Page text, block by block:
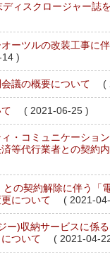
ィスクロージャー誌
ーツルの改装工事に
)
議の概要について (
( 2021-06-25 )
・コミュニケーショ
等代行業者との契約
との契約解除に伴う「
について
( 2021-
ー)収納サービスに係
ついて
( 2021-04-